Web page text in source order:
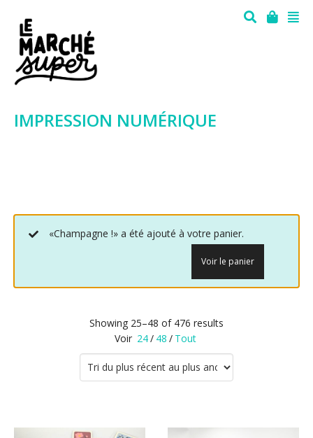
IMPRESSION NUMÉRIQUE
«Champagne !» a été ajouté à votre panier.
Voir le panier
Showing 25–48 of 476 results
Voir 24/ 48 / Tout